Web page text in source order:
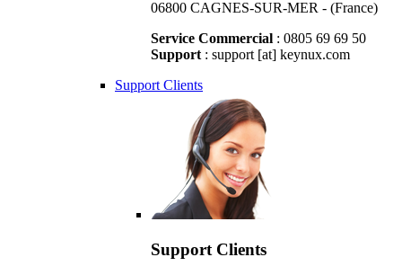
06800 CAGNES-SUR-MER - (France)
Service Commercial : 0805 69 69 50
Support : support [at] keynux.com
Support Clients
Support Clients